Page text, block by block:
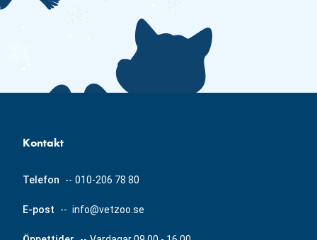
Kontakt
Telefon -- 010-206 78 80
E-post -- info@vetzoo.se